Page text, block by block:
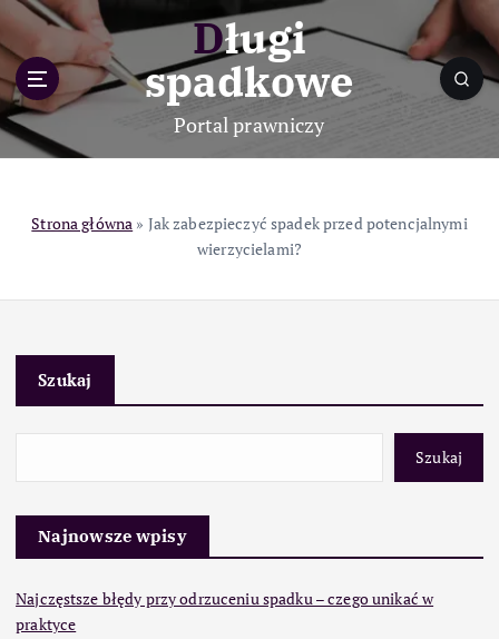
p
o
c
Długi
spadkowe
Portal prawniczy
Strona główna » Jak zabezpieczyć spadek przed potencjalnymi
wierzycielami?
Szukaj
Szukaj
Najnowsze wpisy
Najczęstsze błędy przy odrzuceniu spadku – czego unikać w
praktyce